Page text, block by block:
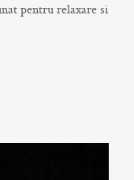
pentru relaxare si